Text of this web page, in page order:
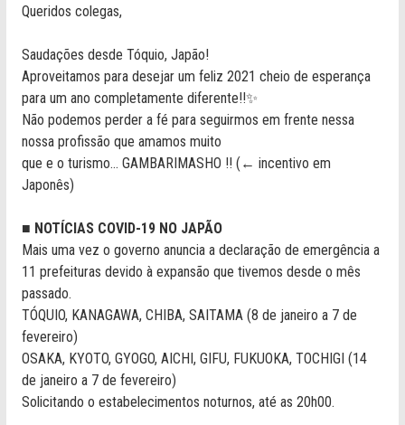
Queridos colegas,
Saudações desde Tóquio, Japão!
Aproveitamos para desejar um feliz 2021 cheio de esperança
para um ano completamente diferente!!✨
Não podemos perder a fé para seguirmos em frente nessa
nossa profissão que amamos muito
que e o turismo... GAMBARIMASHO !! (← incentivo em
Japonês)
■ NOTÍCIAS COVID-19 NO JAPÃO
Mais uma vez o governo anuncia a declaração de emergência a
11 prefeituras devido à expansão que tivemos desde o mês
passado.
TÓQUIO, KANAGAWA, CHIBA, SAITAMA (8 de janeiro a 7 de
fevereiro)
OSAKA, KYOTO, GYOGO, AICHI, GIFU, FUKUOKA, TOCHIGI (14
de janeiro a 7 de fevereiro)
Solicitando o estabelecimentos noturnos, até as 20h00.